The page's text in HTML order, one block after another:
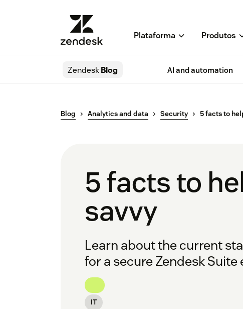
Plataforma Produtos
ZendeskBlog AI and automation
Blog Analytics and data Security 5 facts to
5 facts to
savvy
Learn about the current
for a secure Zendesk Suite
IT